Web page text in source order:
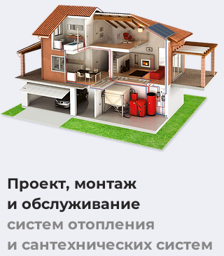
Проект, монтаж
и обслуживание
систем отопления
и сантехнических систем